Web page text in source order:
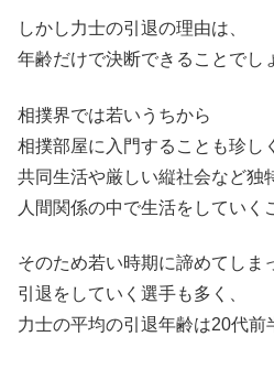
しかし力士の引退の理由は、
年齢だけで決断できることでし
相撲界では若いうちから
相撲部屋に入門することも珍し
共同生活や厳しい縦社会など独
人間関係の中で生活をしていく
そのため若い時期に諦めてしま
引退をしていく選手も多く、
力士の平均の引退年齢は20代前